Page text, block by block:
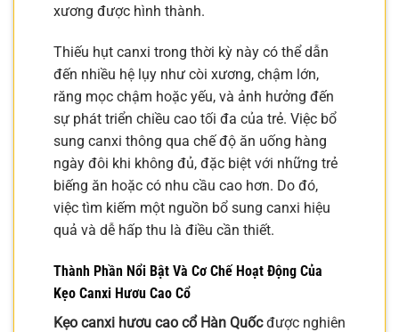
xương được hình thành.
Thiếu hụt canxi trong thời kỳ này có thể dẫn
đến nhiều hệ lụy như còi xương, chậm lớn,
răng mọc chậm hoặc yếu, và ảnh hưởng đến
sự phát triển chiều cao tối đa của trẻ. Việc bổ
sung canxi thông qua chế độ ăn uống hàng
ngày đôi khi không đủ, đặc biệt với những trẻ
biếng ăn hoặc có nhu cầu cao hơn. Do đó,
việc tìm kiếm một nguồn bổ sung canxi hiệu
quả và dễ hấp thu là điều cần thiết.
Thành Phần Nổi Bật Và Cơ Chế Hoạt Động Của
Kẹo Canxi Hươu Cao Cổ
Kẹo canxi hươu cao cổ Hàn Quốcđược nghiên